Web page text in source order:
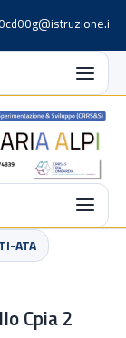
ATA
Cpia 2